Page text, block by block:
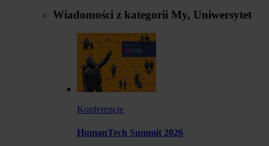
Wiadomości z kategorii My, Uniwersytet
Konferencje
HumanTech Summit 2026